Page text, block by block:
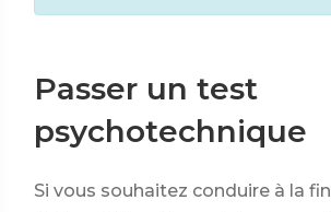
Passer un test
psychotechnique
Si vous souhaitez conduire à la